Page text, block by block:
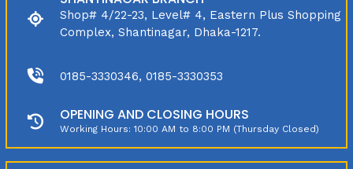
Shop# 4/22-23, Level# 4, Eastern Plus Shopping
Complex, Shantinagar, Dhaka-1217.
0185-3330346, 0185-3330353
OPENING AND CLOSING HOURS
Working Hours: 10:00 AM to 8:00 PM (Thursday Closed)